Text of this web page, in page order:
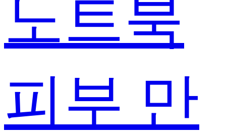
노트북
피부 만